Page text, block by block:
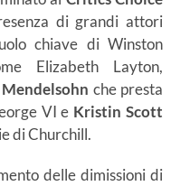
di grandi attori
chiave di Winston
Elizabeth Layton,
Mendelsohn che presta
VI e Kristin Scott
di Churchill.
delle dimissioni di